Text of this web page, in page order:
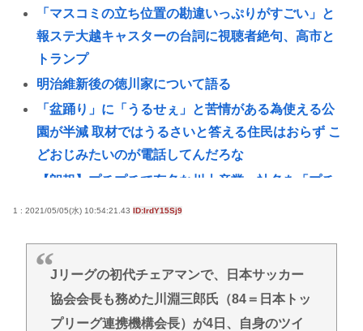
「マスコミの立ち位置の勘違いっぷりがすごい」と
報ステ大越キャスターの台詞に視聴者絶句、高市と
トランプ
明治維新後の徳川家について語る
「盆踊り」に「うるせぇ」と苦情がある為使える公
園が半減 取材ではうるさいと答える住民はおらず こ
どおじみたいのが電話してんだろな
【朗報】プチプチで有名な川上産業、社名を「プチ
と話したくないので家に引きこもってPCでアニメを
観ていたい」・・・・・・・・・
千葉県袖ケ浦市「おむつ交換で噛みつかれ」看護助
手の男を逮捕 90歳入院患者の顔や腹を殴るなどケ
1 : 2021/05/05(水) 10:54:21.43 ID:IrdY15Sj9
Jリーグの初代チェアマンで、日本サッカー
協会会長も務めた川淵三郎氏（84＝日本トッ
プリーグ連携機構会長）が4日、自身のツイ